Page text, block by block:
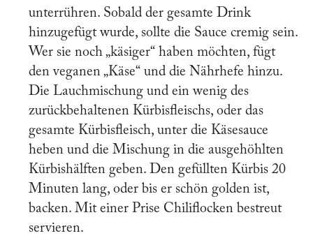
unterrühren. Sobald der gesamte Drink
hinzugefügt wurde, sollte die Sauce cremig sein.
Wer sie noch „käsiger“ haben möchten, fügt
den veganen „Käse“ und die Nährhefe hinzu.
Die Lauchmischung und ein wenig des
zurückbehaltenen Kürbisfleischs, oder das
gesamte Kürbisfleisch, unter die Käsesauce
heben und die Mischung in die ausgehöhlten
Kürbishälften geben. Den gefüllten Kürbis 20
Minuten lang, oder bis er schön golden ist,
backen. Mit einer Prise Chiliflocken bestreut
servieren.